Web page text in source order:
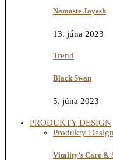
Namaste Jayesh
13. júna 2023
Trend
Black Swan
5. júna 2023
PRODUKTY DESIGN
Produkty Design
Vitality’s Care &